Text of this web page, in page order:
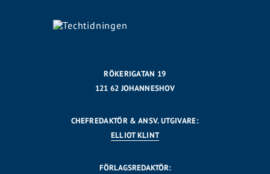
RÖKERIGATAN 19
121 62 JOHANNESHOV
CHEFREDAKTÖR & ANSV. UTGIVARE:
ELLIOT KLINT
FÖRLAGSREDAKTÖR: